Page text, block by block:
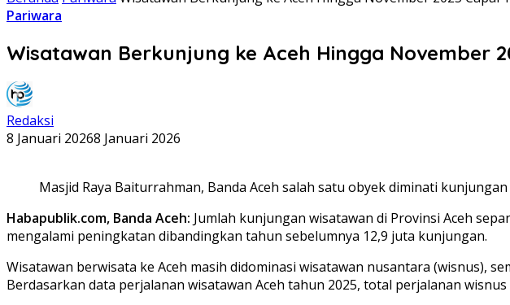
Pariwara
Wisatawan Berkunjung ke Aceh Hingga November
Redaksi
8 Januari 20268 Januari 2026
Masjid Raya Baiturrahman, Banda Aceh salah satu obyek diminati
Habapublik.com, Banda Aceh: Jumlah kunjungan wisatawan di Provinsi Aceh
mengalami peningkatan dibandingkan tahun sebelumnya 12,9 juta kunjungan.
Wisatawan berwisata ke Aceh masih didominasi wisatawan nusantara (wisnus),
Berdasarkan data perjalanan wisatawan Aceh tahun 2025, total perjalanan